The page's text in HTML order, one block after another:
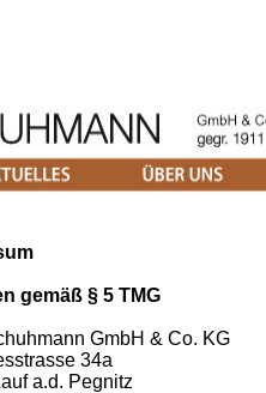
gemäß § 5 TMG
GmbH & Co. KG
34a
a.d. Pegnitz